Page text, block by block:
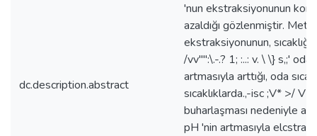
dc.description.abstract
'nun ekstraksiyonunun
azaldığı gözlenmiştir.
ekstraksiyonunun,
/vv"'':\.-.? 1; :..: v. \ \} s,;' oda
artmasıyla arttığı, oda
sıcaklıklarda.,-isc ;V* >/ V
buharlaşması nedeniyle
pH 'nin artmasıyla